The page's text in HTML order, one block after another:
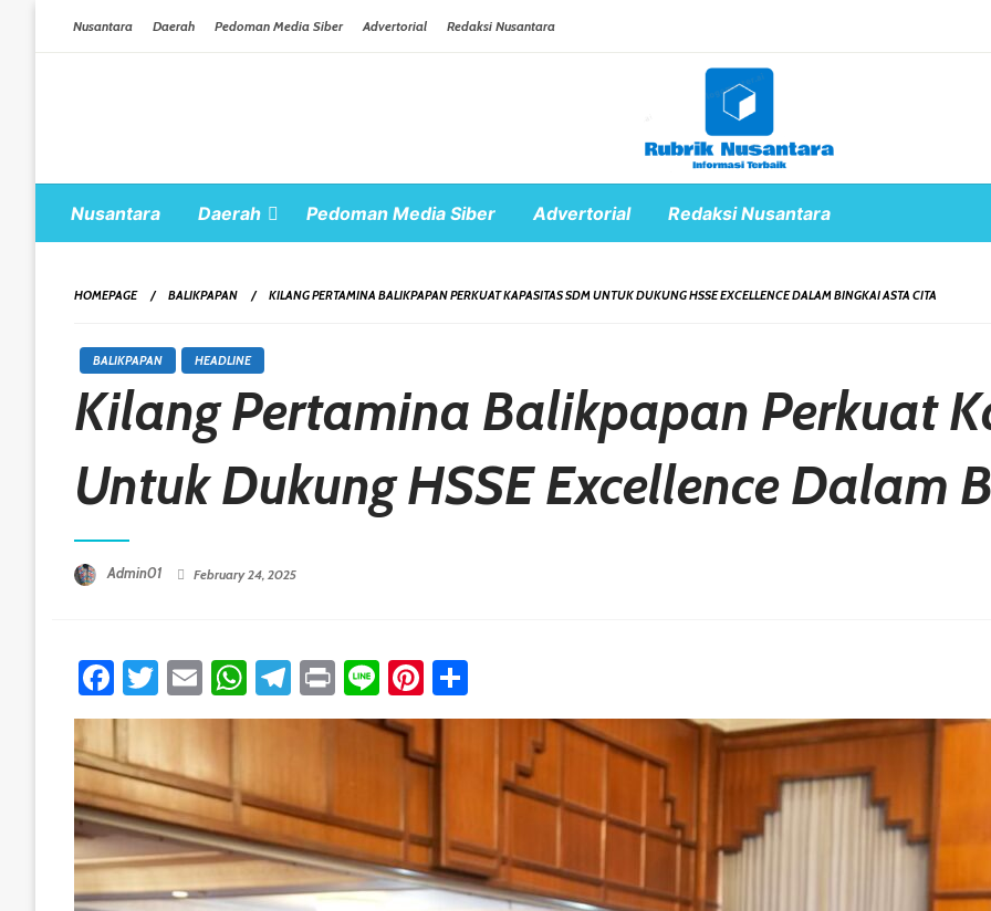
Nusantara Daerah Pedoman Media Siber Advertorial Redaksi Nusantara
Nusantara Daerah Pedoman Media Siber Advertorial Redaksi Nusantara
HOMEPAGE BALIKPAPAN KILANG PERTAMINA BALIKPAPAN PERKUAT KAPASITAS SDM UNTUK DUKUNG HSSE EXCELLENCE DALAM BINGKAI ASTA CITA
BALIKPAPAN HEADLINE
Kilang Pertamina Balikpapan Perkuat
Untuk Dukung HSSE Excellence Dalam
Admin01 February 24, 2025
Facebook
Twitter
EmailWhatsApp
Telegram
PrintLinePinterest